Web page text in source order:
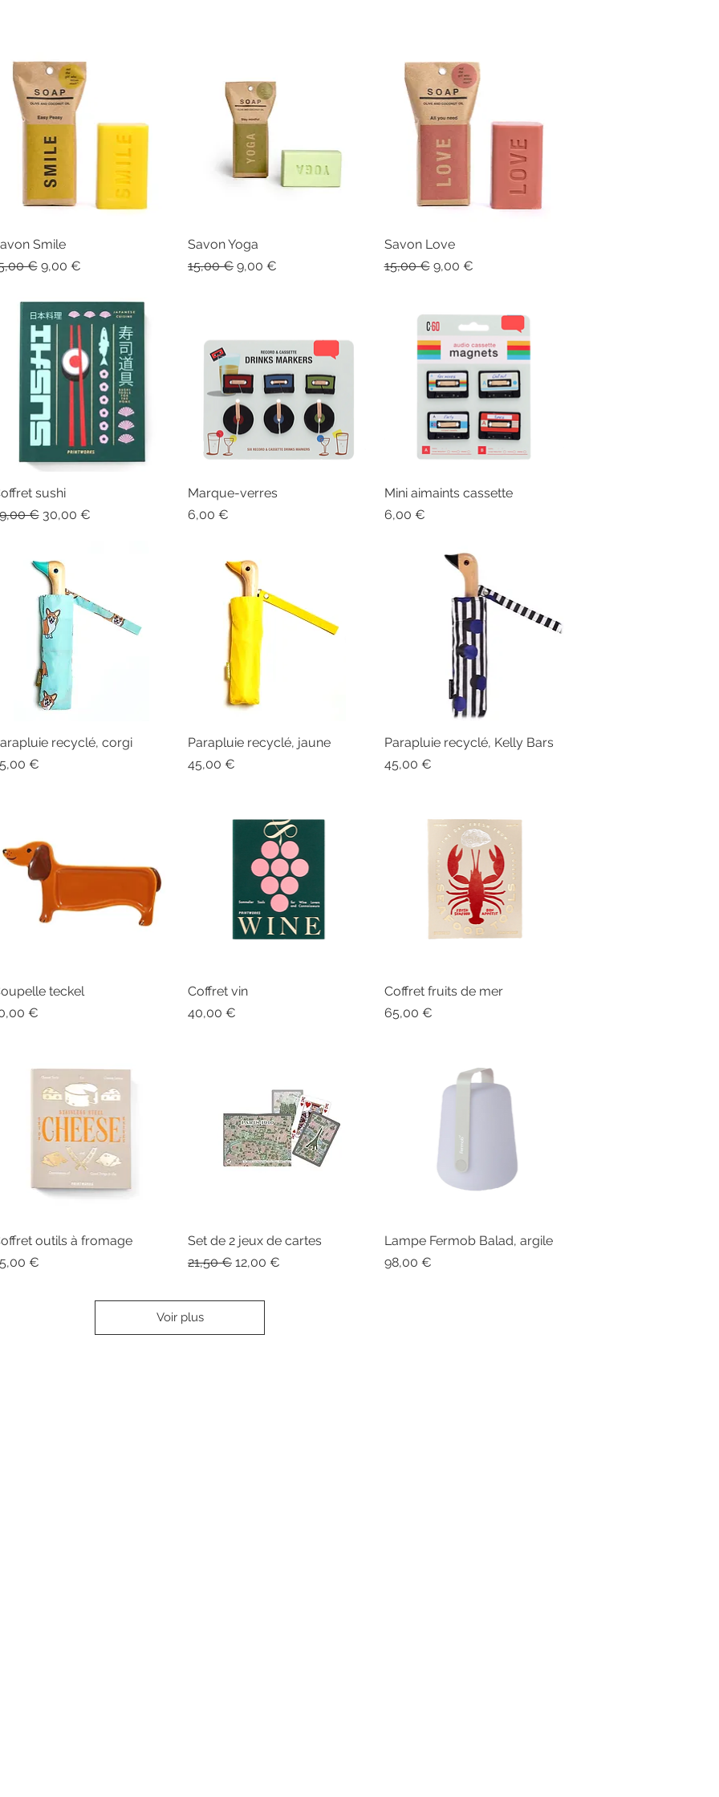
Aperçu rapide
Smile
original
€ Prix promotionnel
9,00 €
Aperçu rapide
Savon Yoga
Prix original
15,00 € Prix promotionnel
9,00 €
Aperçu rapide
Savon Love
Prix original
15,00 € Prix promotionnel
9,00 €
Aperçu rapide
sushi
original
€ Prix promotionnel
30,00 €
Aperçu rapide
Marque-verres
Prix
6,00 €
Aperçu rapide
Mini aimaints cassette
Prix
6,00 €
Aperçu rapide
recyclé, corgi
€
Aperçu rapide
Parapluie recyclé, jaune
Prix
45,00 €
Aperçu rapide
Parapluie recyclé, Kelly Bars
Prix
45,00 €
Aperçu rapide
teckel
€
Aperçu rapide
Coffret vin
Prix
40,00 €
Aperçu rapide
Coffret fruits de mer
Prix
65,00 €
Aperçu rapide
outils à fromage
€
Aperçu rapide
Set de 2 jeux de cartes
Prix original
21,50 € Prix promotionnel
12,00 €
Aperçu rapide
Lampe Fermob Balad, argile
Prix
98,00 €
Voir plus